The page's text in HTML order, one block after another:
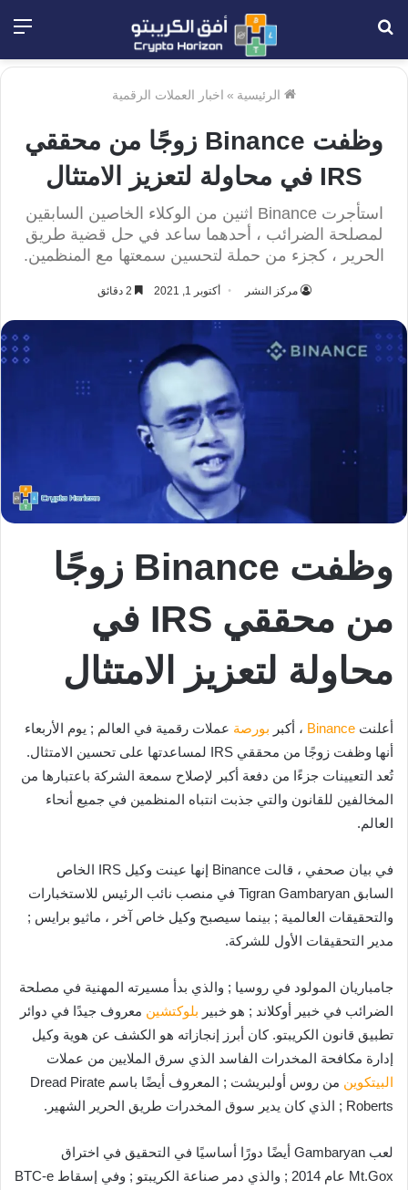
الرئيسية » اخبار العملات الرقمية
وظفت Binance زوجًا من محققي
IRS في محاولة لتعزيز الامتثال
استأجرت Binance اثنين من الوكلاء الخاصين السابقين
لمصلحة الضرائب ، أحدهما ساعد في حل قضية طريق
الحرير ، كجزء من حملة لتحسين سمعتها مع المنظمين.
مركز النشر أكتوبر 1, 2021
وظفت Binance زوجًا
من محققي IRS في
محاولة لتعزيز الامتثال
أعلنت Binance ، أكبر بورصة عملات رقمية في العالم ; يوم الأربعاء
أنها وظفت زوجًا من محققي IRS لمساعدتها على تحسين الامتثال.
تُعد التعيينات جزءًا من دفعة أكبر لإصلاح سمعة الشركة باعتبارها من
المخالفين للقانون والتي جذبت انتباه المنظمين في جميع أنحاء
العالم.
في بيان صحفي ، قالت Binance إنها عينت وكيل IRS الخاص
السابق Tigran Gambaryan في منصب نائب الرئيس للاستخبارات
والتحقيقات العالمية ; بينما سيصبح وكيل خاص آخر ، ماثيو برايس ;
مدير التحقيقات الأول للشركة.
جامباريان المولود في روسيا ; والذي بدأ مسيرته المهنية في مصلحة
الضرائب في خبير أوكلاند ; هو خبير بلوكتشين معروف جيدًا في دوائر
تطبيق قانون الكريبتو. كان أبرز إنجازاته هو الكشف عن هوية وكيل
إدارة مكافحة المخدرات الفاسد الذي سرق الملايين من عملات
البيتكوين
من روس أولبريشت ; المعروف أيضًا باسم Dread Pirate
Roberts ; الذي كان يدير سوق المخدرات طريق الحرير الشهير.
لعب Gambaryan أيضًا دورًا أساسيًا في التحقيق في اختراق
Mt.Gox عام 2014 ; والذي دمر صناعة الكريبتو ; وفي إسقاط BTC-e